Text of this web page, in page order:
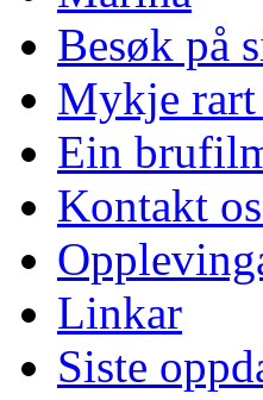
Besøk på
Mykje rart
Ein
Kontakt
Linkar
Siste